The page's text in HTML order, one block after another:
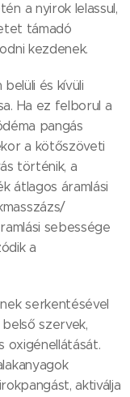
a nyirok lelassul,
támadó
kezdenek.
és kívüli
Ha ez felborul a
pangás
a kötőszöveti
történik, a
átlagos áramlási
sebessége
a
serkentésével
szervek,
oxigénellátását.
aktiválja